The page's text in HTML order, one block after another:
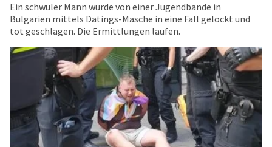
Ein schwuler Mann wurde von einer Jugendbande in
Bulgarien mittels Datings-Masche in eine Fall gelockt und
tot geschlagen. Die Ermittlungen laufen.